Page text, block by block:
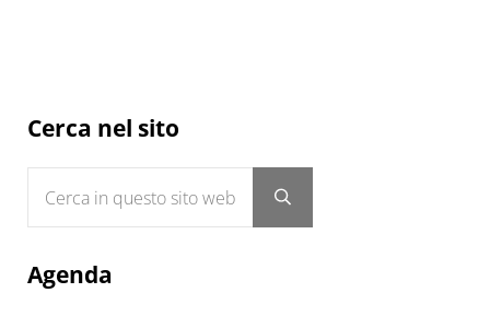
Sidebar
Cerca nel sito
Submit search
Agenda